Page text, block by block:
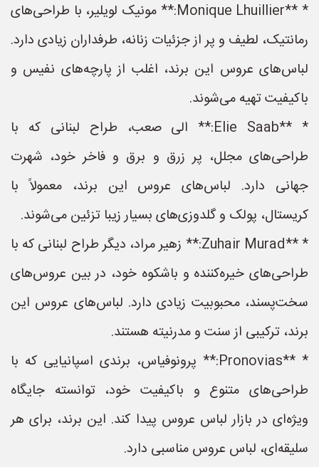
* **Monique Lhuillier:** مونیک لویلیر، با طراحی‌های
رمانتیک، لطیف و پر از جزئیات زنانه، طرفداران زیادی دارد.
لباس‌های عروس این برند، اغلب از پارچه‌های نفیس و
باکیفیت تهیه می‌شوند.
* **Elie Saab:** الی صعب، طراح لبنانی که با
طراحی‌های مجلل، پر زرق و برق و فاخر خود، شهرت
جهانی دارد. لباس‌های عروس این برند، معمولاً با
کریستال، پولک و گلدوزی‌های بسیار زیبا تزئین می‌شوند.
* **Zuhair Murad:** زهیر مراد، دیگر طراح لبنانی که با
طراحی‌های خیره‌کننده و باشکوه خود، در بین عروس‌های
سخت‌پسند، محبوبیت زیادی دارد. لباس‌های عروس این
برند، ترکیبی از سنت و مدرنیته هستند.
* **Pronovias:** پرونوفیاس، برندی اسپانیایی که با
طراحی‌های متنوع و باکیفیت خود، توانسته جایگاه
ویژه‌ای در بازار لباس عروس پیدا کند. این برند، برای هر
سلیقه‌ای، لباس عروس مناسبی دارد.